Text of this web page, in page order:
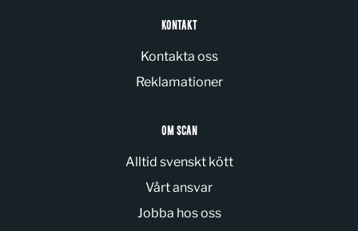
KONTAKT
Kontakta oss
Reklamationer
OM SCAN
Alltid svenskt kött
Vårt ansvar
Jobba hos oss